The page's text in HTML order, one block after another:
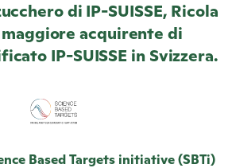
di IP-SUISSE, Ricola
acquirente di
IP-SUISSE in Svizzera.
Based Targets initiative (SBTi)